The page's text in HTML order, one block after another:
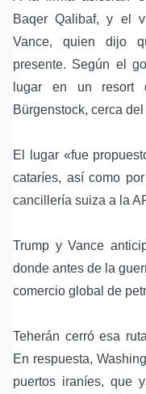
Baqer Qalibaf, y el
Vance, quien dijo
presente. Según el
lugar en un resort
Bürgenstock, cerca
El lugar «fue
cataríes, así como
cancillería suiza a la
Trump y Vance
donde antes de la
comercio global de
Teherán cerró esa
En respuesta,
puertos iraníes, que